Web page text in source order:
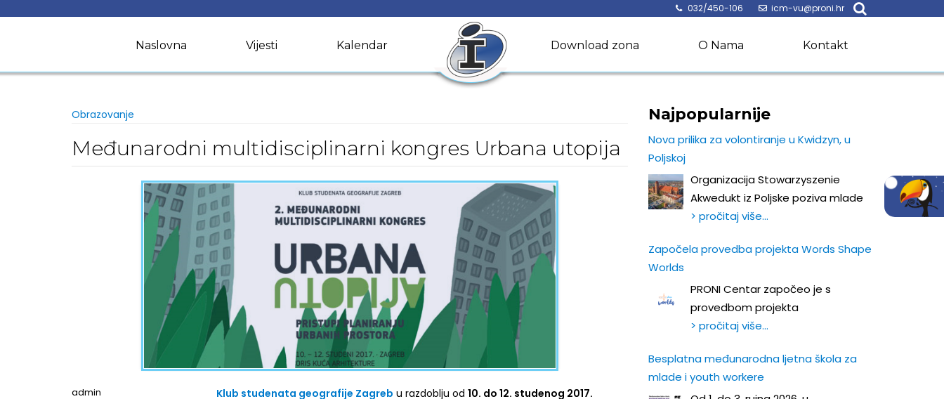
032/450-106 icm-vu@proni.hr
Naslovna Vijesti Kalendar Download zona O Nama Kontakt
Obrazovanje
Međunarodni multidisciplinarni kongres Urbana utopija
Klub studenata geografije Zagreb u razdoblju od 10. do 12. studenog 2017.
admin
Najpopularnije
Nova prilika za volontiranje u Kwidzyn, u
Poljskoj
Organizacija Stowarzyszenie
Akwedukt iz Poljske poziva mlade
> pročitaj više…
Započela provedba projekta Words Shape
Worlds
PRONI Centar započeo je s
provedbom projekta
> pročitaj više…
Besplatna međunarodna ljetna škola za
mlade i youth workere